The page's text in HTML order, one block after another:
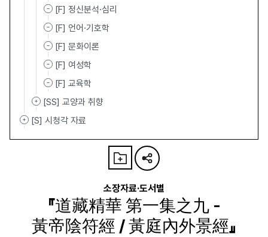
[F] 정신분석·심리
[F] 언어·기호학
[F] 문화이론
[F] 여성학
[F] 교육학
[SS] 교양과 취향
[S] 시청각 자료
소장자료·도서별
『道藏精華 第一集之九 -
黃帝陰符經 / 黃庭內外景經』